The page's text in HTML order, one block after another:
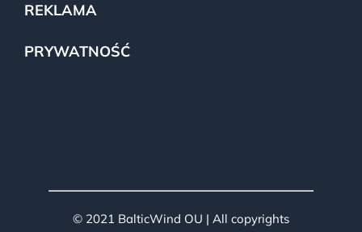
REKLAMA
PRYWATNOŚĆ
© 2021 BalticWind OU | All copyrights